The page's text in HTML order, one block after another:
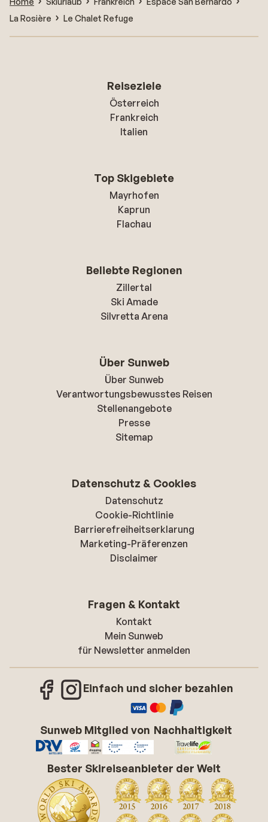
La Rosière
Le Chalet Refuge
Reiseziele
Österreich
Frankreich
Italien
Top Skigebiete
Mayrhofen
Kaprun
Flachau
Beliebte Regionen
Zillertal
Ski Amade
Silvretta Arena
Über Sunweb
Über Sunweb
Verantwortungsbewusstes Reisen
Stellenangebote
Presse
Sitemap
Datenschutz & Cookies
Datenschutz
Cookie-Richtlinie
Barrierefreiheitserklarung
Marketing-Präferenzen
Disclaimer
Fragen & Kontakt
Kontakt
Mein Sunweb
für Newsletter anmelden
Einfach und sicher bezahlen
Sunweb Mitglied von Nachhaltigkeit
Bester Skireiseanbieter der Welt